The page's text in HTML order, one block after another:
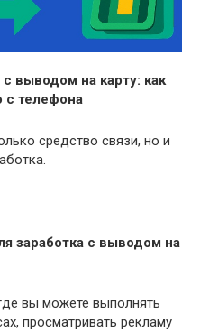
выводом на карту: как
с телефона
средство связи, но и
заработка с выводом на
вы можете выполнять
просматривать рекламу